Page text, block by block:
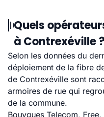
Quels
à Contrexéville ?
Selon les données du
déploiement de la fibre de
de Contrexéville sont
armoires de rue qui
de la commune.
Bouygues Telecom, Free,